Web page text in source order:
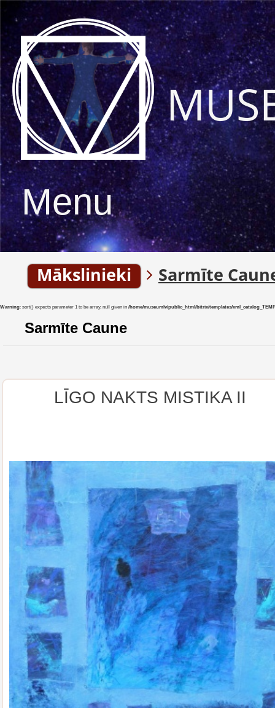
Menu
Mākslinieki Sarmīte
Warning: sort() expects parameter 1 to be array, null given in /home/museumlv/public_html/bitrix/templates/
Sarmīte Caune
LĪGO NAKTS MISTIKA II